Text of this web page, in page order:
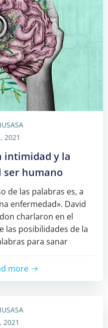
2021
intimidad y la
ser humano
de las palabras es, a
enfermedad». David
charlaron en el
las posibilidades de la
para sanar
more
2021